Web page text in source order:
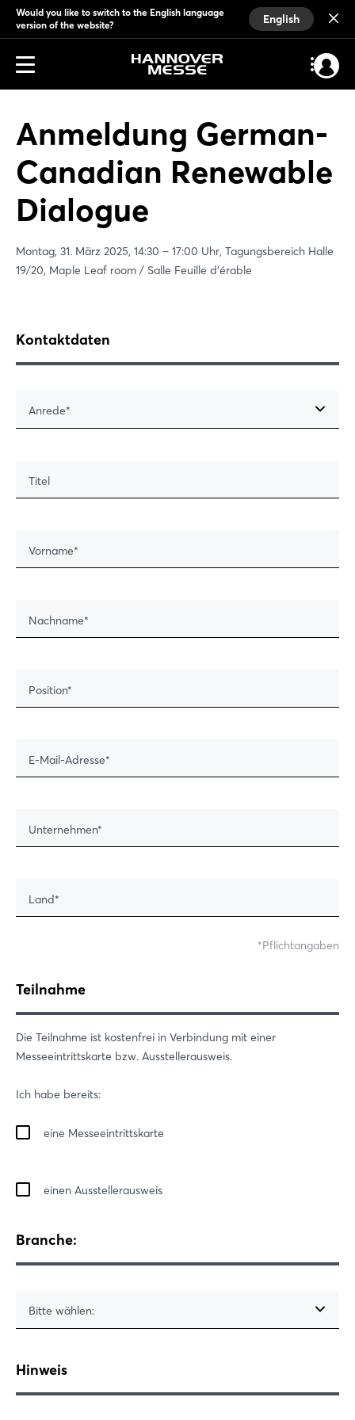
Would you like to switch to the English language
version of the website?
English
Anmeldung German-
Canadian Renewable
Dialogue
Montag, 31. März 2025, 14:30 – 17:00 Uhr, Tagungsbereich Halle
19/20, Maple Leaf room / Salle Feuille d'érable
Kontaktdaten
Anrede
Titel
Vorname
Nachname
Position
E-Mail-Adresse
Unternehmen
Land
Pflichtangaben
Teilnahme
Die Teilnahme ist kostenfrei in Verbindung mit einer
Messeeintrittskarte bzw. Ausstellerausweis.
Ich habe bereits:
eine Messeeintrittskarte
einen Ausstellerausweis
Branche:
Bitte wählen:
Hinweis